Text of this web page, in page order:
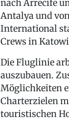
nach Arrecife
Antalya und
International
Crews in
Die Fluglinie
auszubauen.
Möglichkeiten
Charterzielen
touristischen